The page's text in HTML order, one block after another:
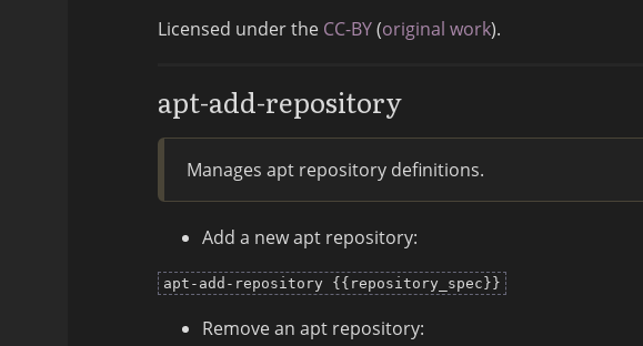
Licensed under the CC-BY(original work).
apt-add-repository
Manages apt repository definitions.
Add a new apt repository:
apt-add-repository {{repository_spec}}
Remove an apt repository: